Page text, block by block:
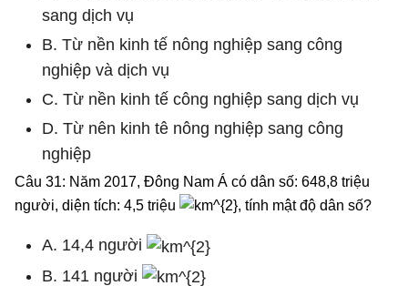
sang dịch vụ
B. Từ nền kinh tế nông nghiệp sang công
nghiệp và dịch vụ
C. Từ nền kinh tế công nghiệp sang dịch vụ
D. Từ nên kinh tê nông nghiệp sang công
nghiệp
Câu 31: Năm 2017, Đông Nam Á có dân số: 648,8 triệu
người, diện tích: 4,5 triệu
, tính mật độ dân số?
A. 14,4 người
B. 141 người